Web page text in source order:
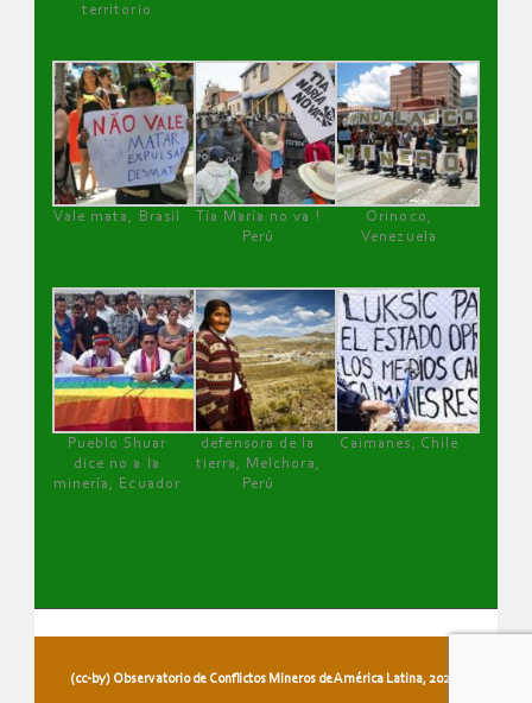
territorio
Vale mata, Brasil
Tía María no va !
Perú
Orinoco,
Venezuela
Pueblo Shuar
dice no a la
minería, Ecuador
defensora de la
tierra, Melchora,
Perú
Caimanes, Chile
(cc-by) Observatorio de Conflictos Mineros de América Latina, 2026